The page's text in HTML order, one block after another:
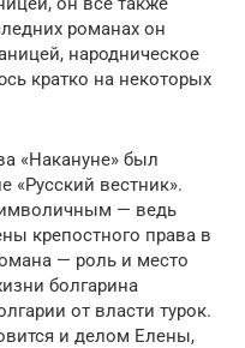
романах он
народническое
кратко на некоторых
«Накануне» был
«Русский вестник».
— ведь
крепостного права в
— роль и место
болгарина
от власти турок.
и делом Елены,